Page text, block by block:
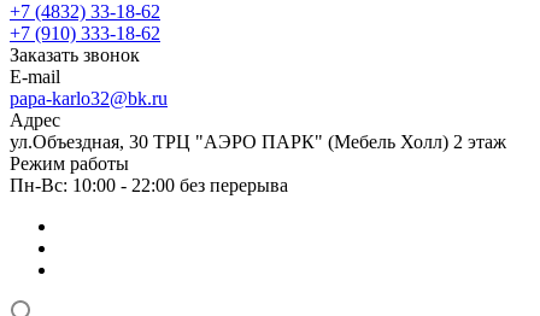
+7 (4832) 33-18-62
+7 (910) 333-18-62
Заказать звонок
E-mail
papa-karlo32@bk.ru
Адрес
ул.Объездная, 30 ТРЦ "АЭРО ПАРК" (Мебель Холл) 2 этаж
Режим работы
Пн-Вс: 10:00 - 22:00 без перерыва